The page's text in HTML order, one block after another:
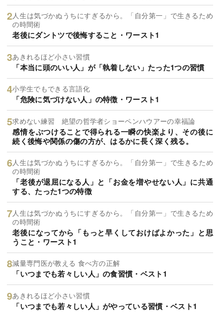
人生は気づかぬうちにすぎるから。「自分第一」で生きるため
の時間術
老後にダントツで後悔すること・ワースト1
あきれるほど小さい習慣
「本当に頭のいい人」が「執着しない」たった1つの習慣
小学生でもできる言語化
「危険に気づけない人」の特徴・ワースト1
求めない練習 絶望の哲学者ショーペンハウアーの幸福論
感情をぶつけることで得られる一瞬の快楽より、その後に
続く後悔や関係の傷の方が、はるかに長く深く残る。
人生は気づかぬうちにすぎるから。「自分第一」で生きるため
の時間術
「老後が退屈になる人」と「お金を増やせない人」に共通
する、たった1つの特徴
人生は気づかぬうちにすぎるから。「自分第一」で生きるため
の時間術
老後になってから「もっと早くしておけばよかった」と思
うこと・ワースト1
減量専門医が教える 食べ方の正解
「いつまでも若々しい人」の食習慣・ベスト1
あきれるほど小さい習慣
「いつまでも若々しい人」がやっている習慣・ベスト1